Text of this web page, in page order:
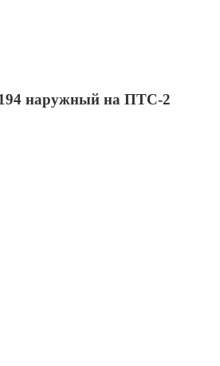
наружный на ПТС-2